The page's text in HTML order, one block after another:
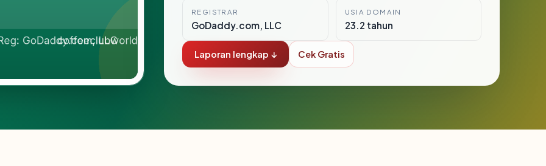
REGISTRAR
GoDaddy.com, LLC
USIA DOMAIN
23.2 tahun
Laporan lengkap ↓ Cek Gratis